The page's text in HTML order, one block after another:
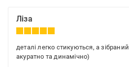
Ліза
деталі легко стикуються, а
акуратно та динамічно)